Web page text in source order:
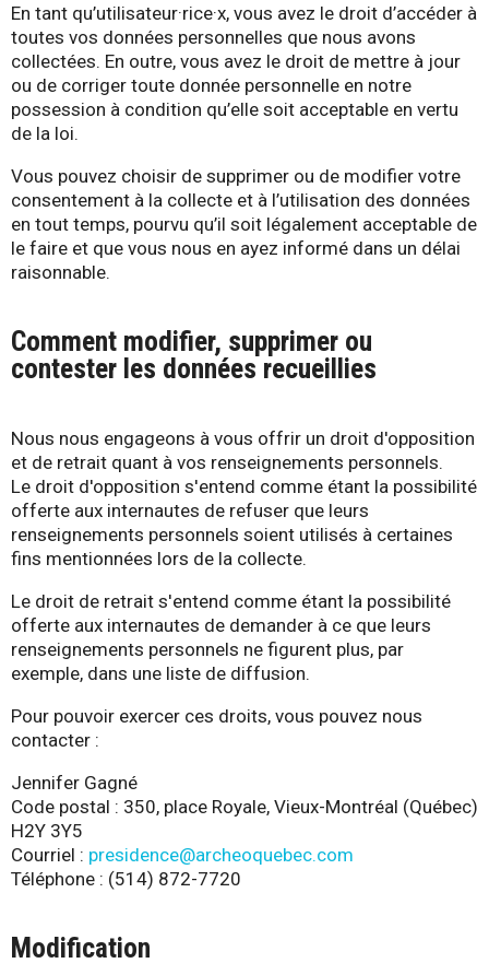
En tant qu’utilisateur·rice·x, vous avez le droit d’accéder à
toutes vos données personnelles que nous avons
collectées. En outre, vous avez le droit de mettre à jour
ou de corriger toute donnée personnelle en notre
possession à condition qu’elle soit acceptable en vertu
de la loi.
Vous pouvez choisir de supprimer ou de modifier votre
consentement à la collecte et à l’utilisation des données
en tout temps, pourvu qu’il soit légalement acceptable de
le faire et que vous nous en ayez informé dans un délai
raisonnable.
Comment modifier, supprimer ou
contester les données recueillies
Nous nous engageons à vous offrir un droit d'opposition
et de retrait quant à vos renseignements personnels.
Le droit d'opposition s'entend comme étant la possibilité
offerte aux internautes de refuser que leurs
renseignements personnels soient utilisés à certaines
fins mentionnées lors de la collecte.
Le droit de retrait s'entend comme étant la possibilité
offerte aux internautes de demander à ce que leurs
renseignements personnels ne figurent plus, par
exemple, dans une liste de diffusion.
Pour pouvoir exercer ces droits, vous pouvez nous
contacter :
Jennifer Gagné
Code postal : 350, place Royale, Vieux-Montréal (Québec)
H2Y 3Y5
Courriel : presidence@archeoquebec.com
Téléphone : (514) 872-7720
Modification